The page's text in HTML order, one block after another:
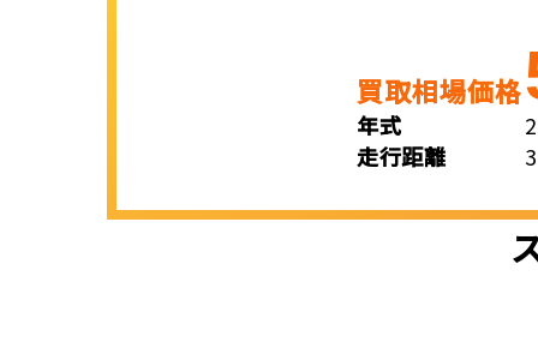
買取相場価格
年式
走行距離